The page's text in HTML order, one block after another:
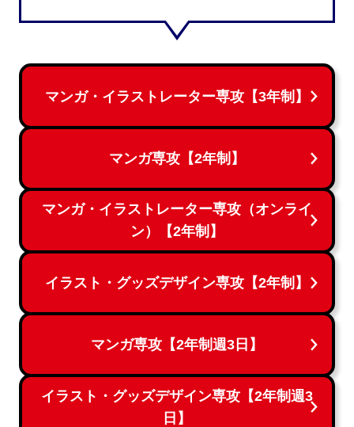
マンガ・イラストレーター専攻【3年制】
マンガ専攻【2年制】
マンガ・イラストレーター専攻（オンライ
ン）【2年制】
イラスト・グッズデザイン専攻【2年制】
マンガ専攻【2年制週3日】
イラスト・グッズデザイン専攻【2年制週3
日】